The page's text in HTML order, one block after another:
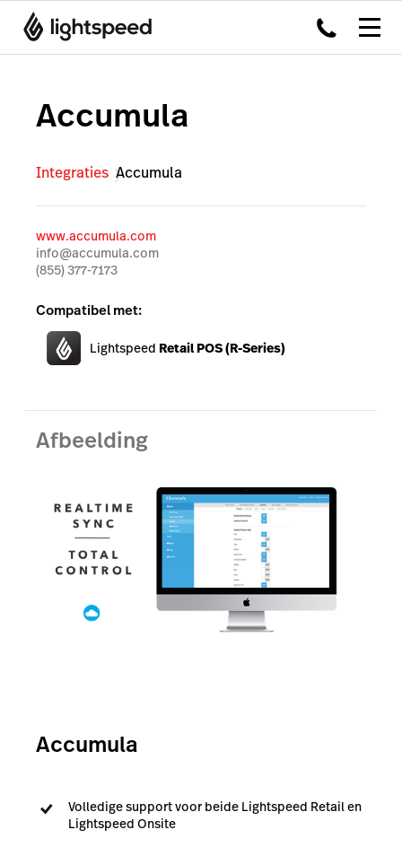
Accumula
Integraties Accumula
www.accumula.com
info@accumula.com
(855) 377-7173
Compatibel met:
Lightspeed Retail POS (R-Series)
Afbeelding
Accumula
Volledige support voor beide Lightspeed Retail en
Lightspeed Onsite